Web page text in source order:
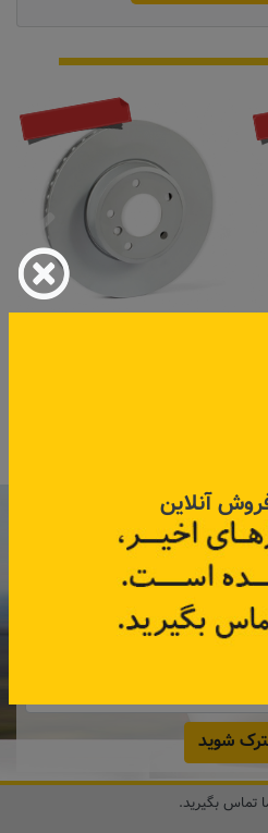
به زودی
رنویدک
۱۵ هزار تومان کد‌تخفیف خرید
شوید
تماس بگیرید.
آنلاین